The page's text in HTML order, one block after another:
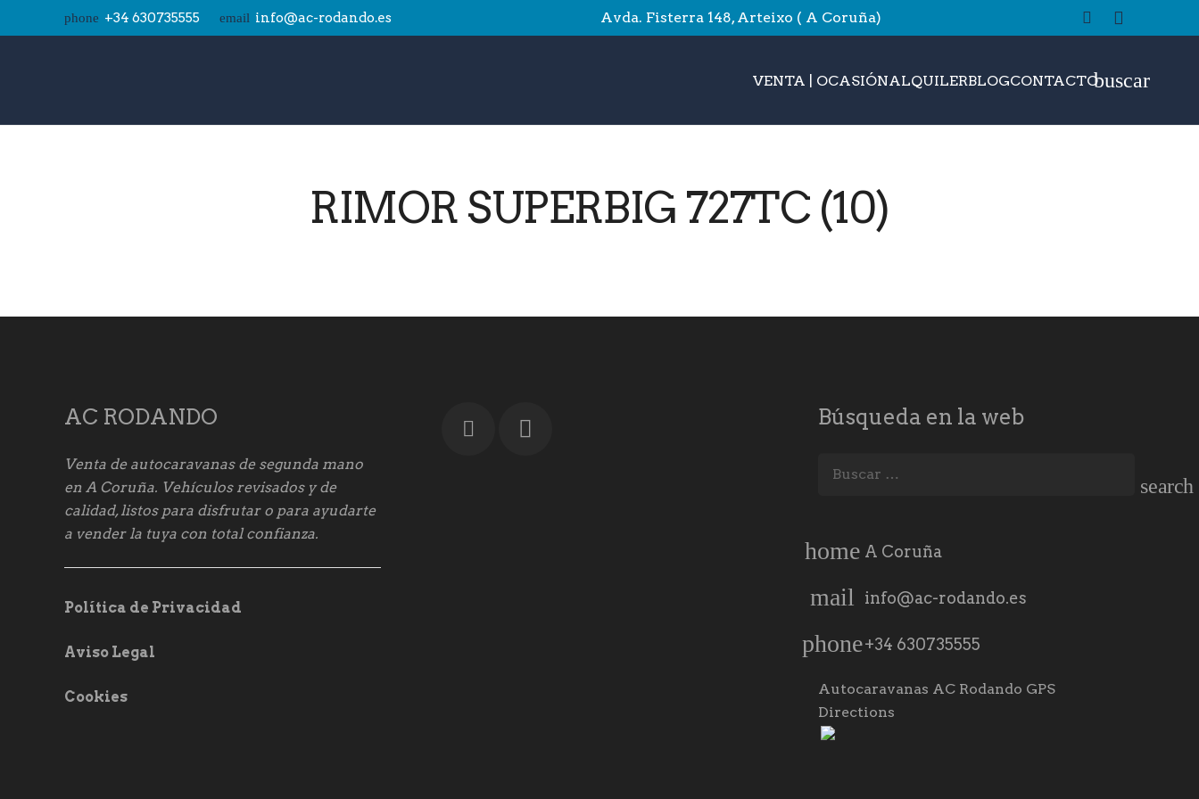
phone +34 630735555 email info@ac-rodando.es Avda. Fisterra 148, Arteixo ( A Coruña)
VENTA | OCASIÓNALQUILERBLOGCONTACTObuscar
RIMOR SUPERBIG 727TC (10)
AC RODANDO
Venta de autocaravanas de segunda mano
en A Coruña. Vehículos revisados y de
calidad, listos para disfrutar o para ayudarte
a vender la tuya con total confianza.
Política de Privacidad
Aviso Legal
Cookies
Búsqueda en la web
home A Coruña
mail info@ac-rodando.es
phone+34 630735555
Autocaravanas AC Rodando GPS
Directions